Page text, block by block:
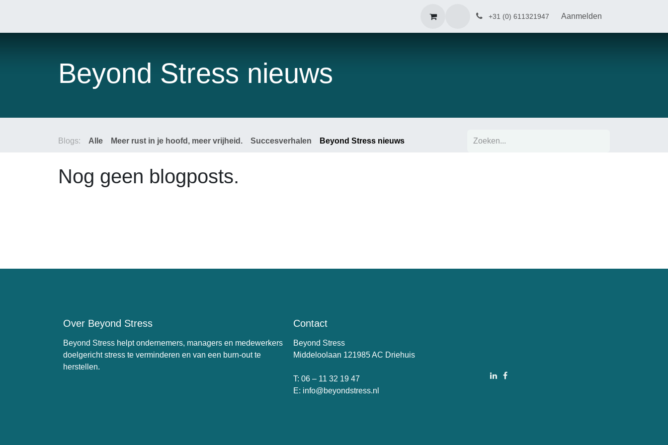
+31 (0) 611321947 Aanmelden
Beyond Stress nieuws
Blogs: Alle Meer rust in je hoofd, meer vrijheid. Succesverhalen Beyond Stress nieuws
Nog geen blogposts.
Over Beyond Stress
Beyond Stress helpt ondernemers, managers en medewerkers
doelgericht stress te verminderen en van een burn-out te
herstellen.
Contact
Beyond Stress
Middeloolaan 121985 AC Driehuis
T: 06 – 11 32 19 47
E: info@beyondstress.nl